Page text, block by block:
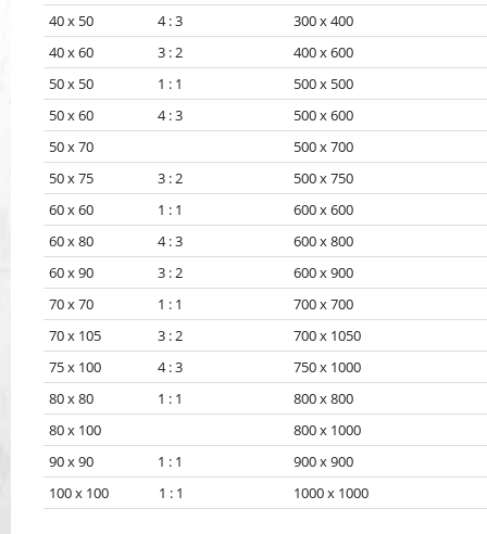
40 x 50 4 : 3
300 x 400
40 x 60 3 : 2
400 x 600
50 x 50 1 : 1
500 x 500
50 x 60 4 : 3
500 x 600
50 x 70
500 x 700
50 x 75 3 : 2
500 x 750
60 x 60 1 : 1
600 x 600
60 x 80 4 : 3
600 x 800
60 x 90 3 : 2
600 x 900
70 x 70 1 : 1
700 x 700
70 x 105 3 : 2
700 x 1050
75 x 100 4 : 3
750 x 1000
80 x 80 1 : 1
800 x 800
80 x 100
800 x 1000
90 x 90 1 : 1
900 x 900
100 x 100 1 : 1
1000 x 1000